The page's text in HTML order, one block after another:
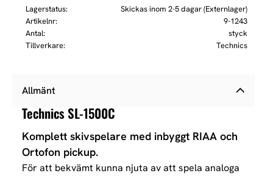
Lagerstatus
Skickas inom 2-5 dagar (Externlager)
Artikelnr
9-1243
Antal
styck
Tillverkare
Technics
Allmänt
Technics SL-1500C
Komplett skivspelare med inbyggt RIAA och
Ortofon pickup.
För att bekvämt kunna njuta av att spela analoga